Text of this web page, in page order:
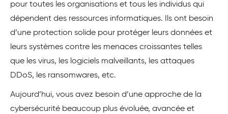
pour toutes les organisations et tous les individus qui
dépendent des ressources informatiques. Ils ont besoin
d’une protection solide pour protéger leurs données et
leurs systèmes contre les menaces croissantes telles
que les virus, les logiciels malveillants, les attaques
DDoS, les ransomwares, etc.
Aujourd’hui, vous avez besoin d’une approche de la
cybersécurité beaucoup plus évoluée, avancée et